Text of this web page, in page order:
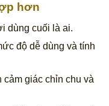
hơn
dùng cuối là ai.
độ dễ dùng và tính
cảm giác chỉn chu và